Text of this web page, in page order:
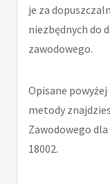
je za
niezbędnych do
zawodowego.
Opisane
metody
Zawodowego
18002.